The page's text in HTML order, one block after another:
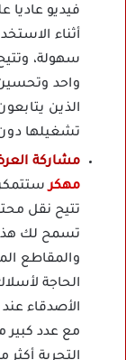
فيديو عاديا
أثناء
سهولة،
واحد
الذين
تشغيلها
مشاركة
مهكر
تتيح نقل
تسمح لك
والمقاطع
الحاجة
الأصدقاء
مع عدد كبير
التجربة